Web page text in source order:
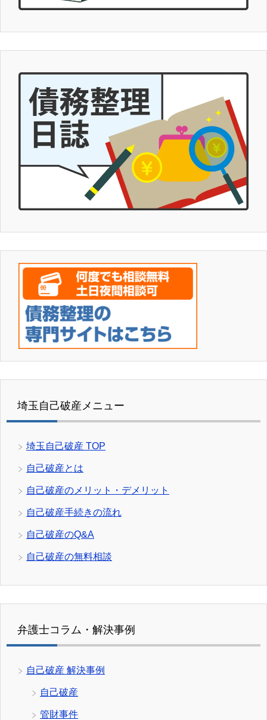
埼玉自己破産メニュー
埼玉自己破産 TOP
自己破産とは
自己破産のメリット・デメリット
自己破産手続きの流れ
自己破産のQ&A
自己破産の無料相談
弁護士コラム・解決事例
自己破産 解決事例
自己破産
管財事件